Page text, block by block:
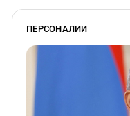
ПЕРСОНАЛИИ